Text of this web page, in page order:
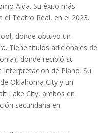
Aida. Su éxito más
el Teatro Real, en el 2023.
donde obtuvo un
Tiene títulos adicionales de
donde recibió su
de Piano. Su
Oklahoma City y un
Lake City, ambos en
secundaria en